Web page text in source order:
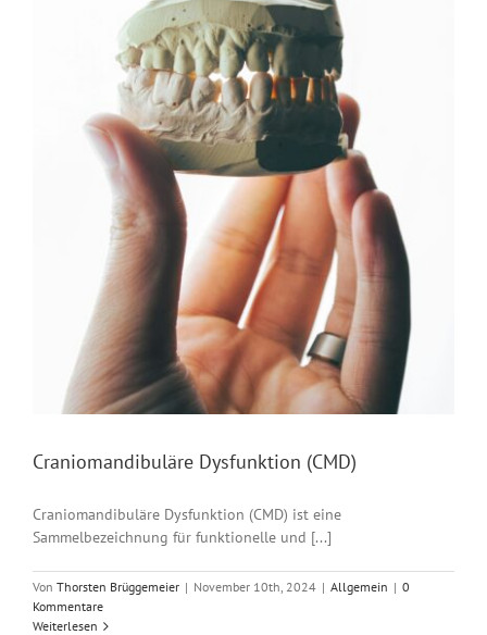
Craniomandibuläre Dysfunktion (CMD)
Craniomandibuläre Dysfunktion (CMD) ist eine
Sammelbezeichnung für funktionelle und [...]
Von Thorsten Brüggemeier | November 10th, 2024 | Allgemein | 0
Kommentare
Weiterlesen